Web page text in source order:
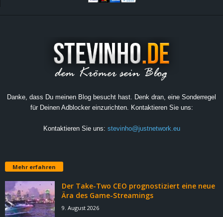
Danke, dass Du meinen Blog besucht hast. Denk dran, eine Sonderregel
für Deinen Adblocker einzurichten. Kontaktieren Sie uns:
Kontaktieren Sie uns: stevinho@justnetwork.eu
Mehr erfahren
Der Take-Two CEO prognostiziert eine neue
Ära des Game-Streamings
9. August 2026